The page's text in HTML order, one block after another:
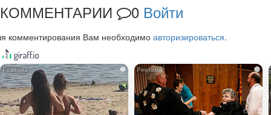
КОММЕНТАРИИ 0 Войти
комментирования Вам необходимо авторизироваться.
i i